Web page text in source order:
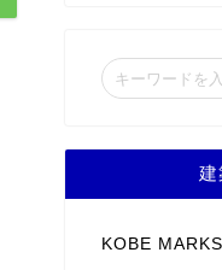
建
KOBE